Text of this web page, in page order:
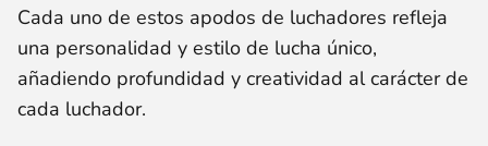
Cada uno de estos apodos de luchadores refleja
una personalidad y estilo de lucha único,
añadiendo profundidad y creatividad al carácter de
cada luchador.